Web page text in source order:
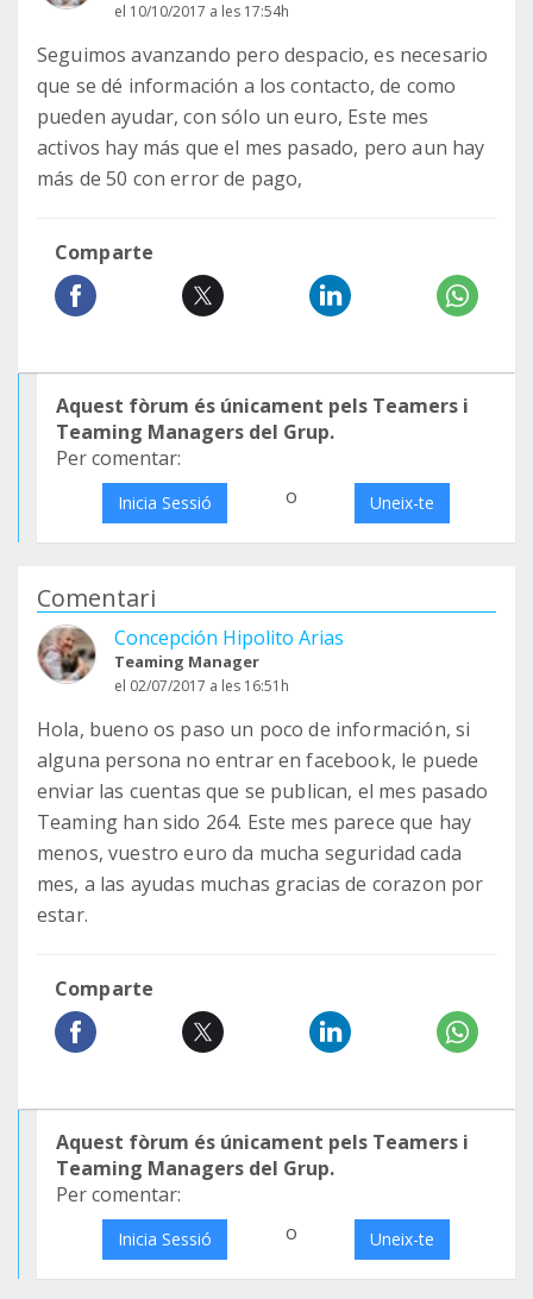
el 10/10/2017 a les 17:54h
Seguimos avanzando pero despacio, es necesario
que se dé información a los contacto, de como
pueden ayudar, con sólo un euro, Este mes
activos hay más que el mes pasado, pero aun hay
más de 50 con error de pago,
Comparte
Aquest fòrum és únicament pels Teamers i
Teaming Managers del Grup.
Per comentar:
Inicia Sessió o Uneix-te
Comentari
Concepción Hipolito Arias
Teaming Manager
el 02/07/2017 a les 16:51h
Hola, bueno os paso un poco de información, si
alguna persona no entrar en facebook, le puede
enviar las cuentas que se publican, el mes pasado
Teaming han sido 264. Este mes parece que hay
menos, vuestro euro da mucha seguridad cada
mes, a las ayudas muchas gracias de corazon por
estar.
Comparte
Aquest fòrum és únicament pels Teamers i
Teaming Managers del Grup.
Per comentar:
Inicia Sessió o Uneix-te